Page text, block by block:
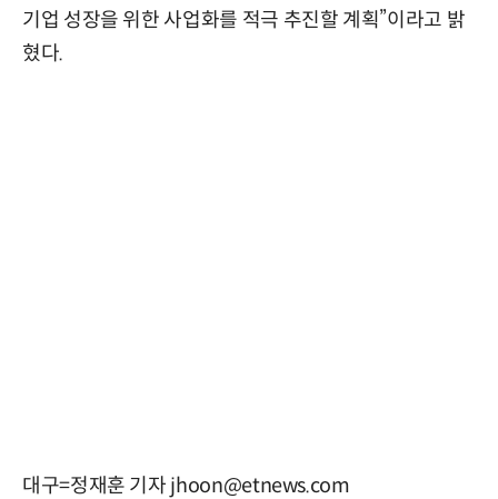
기업 성장을 위한 사업화를 적극 추진할 계획”이라고 밝
혔다.
대구=정재훈 기자 jhoon@etnews.com